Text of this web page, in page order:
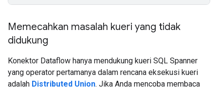
Memecahkan masalah kueri yang tidak
didukung
Konektor Dataflow hanya mendukung kueri SQL Spanner
yang operator pertamanya dalam rencana eksekusi kueri
adalah Distributed Union. Jika Anda mencoba membaca